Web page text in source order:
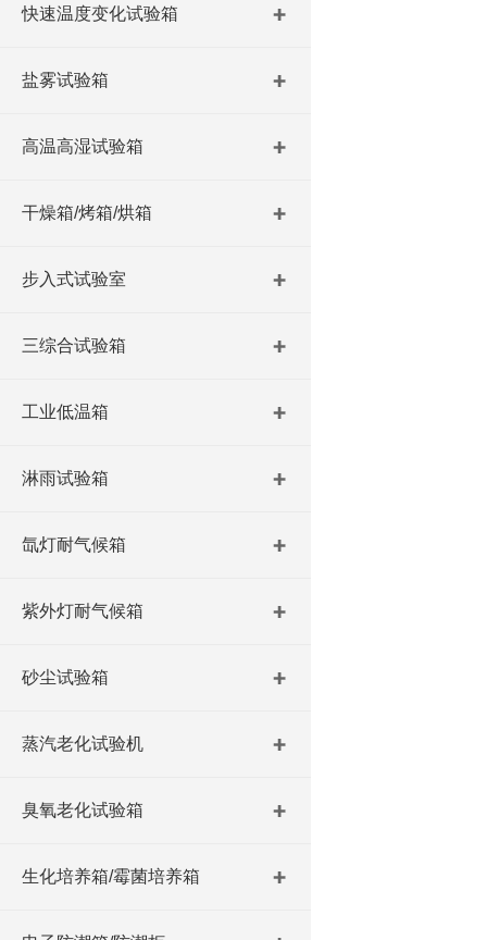
快速温度变化试验箱
盐雾试验箱
高温高湿试验箱
干燥箱/烤箱/烘箱
步入式试验室
三综合试验箱
工业低温箱
淋雨试验箱
氙灯耐气候箱
紫外灯耐气候箱
砂尘试验箱
蒸汽老化试验机
臭氧老化试验箱
生化培养箱/霉菌培养箱